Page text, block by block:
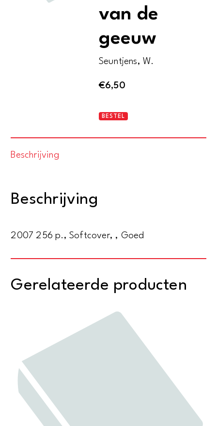
van de
geeuw
Seuntjens, W.
€6,50
Gaap!
BESTEL
Beschrijving
Beschrijving
2007 256 p., Softcover, , Goed
Gerelateerde producten